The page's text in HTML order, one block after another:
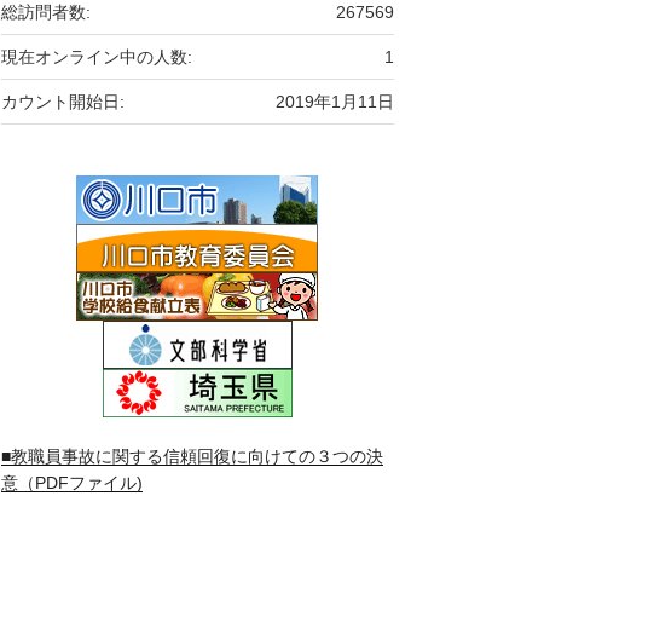
267569
総訪問者数:
1
現在オンライン中の人数:
2019年1月11日
カウント開始日:
■教職員事故に関する信頼回復に向けての３つの決
意（PDFファイル)